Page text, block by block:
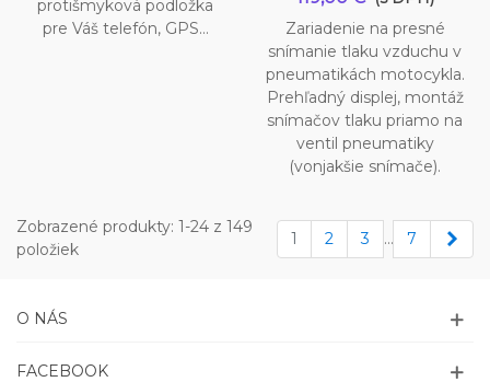
protišmyková podložka
pre Váš telefón, GPS...
Zariadenie na presné
snímanie tlaku vzduchu v
pneumatikách motocykla.
Prehľadný displej, montáž
snímačov tlaku priamo na
ventil pneumatiky
(vonjakšie snímače).
Zobrazené produkty: 1-24 z 149
položiek
1 2 3 … 7
O NÁS
FACEBOOK